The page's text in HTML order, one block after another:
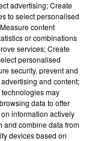
advertising; Create
to select personalised
content
or combinations
services; Create
personalised
security, prevent and
and content;
may
data to offer
information actively
and combine data from
devices based on